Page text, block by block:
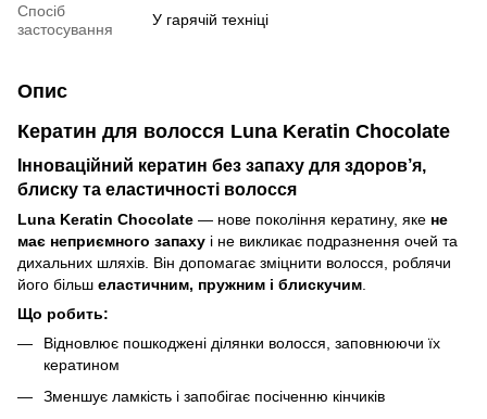
Спосіб
застосування
У гарячій техніці
Опис
Кератин для волосся Luna Keratin Chocolate
Інноваційний кератин без запаху для здоров’я,
блиску та еластичності волосся
Luna Keratin Chocolate — нове покоління кератину, яке не
має неприємного запаху і не викликає подразнення очей та
дихальних шляхів. Він допомагає зміцнити волосся, роблячи
його більш еластичним, пружним і блискучим.
Що робить:
Відновлює пошкоджені ділянки волосся, заповнюючи їх
кератином
Зменшує ламкість і запобігає посіченню кінчиків